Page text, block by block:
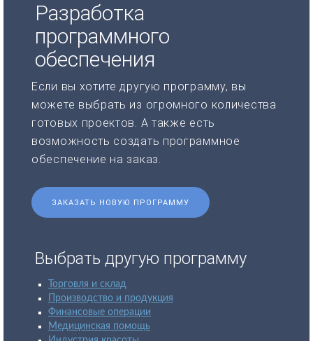
Разработка
программного
обеспечения
Если вы хотите другую программу, вы
можете выбрать из огромного количества
готовых проектов. А также есть
возможность создать программное
обеспечение на заказ.
ЗАКАЗАТЬ НОВУЮ ПРОГРАММУ
Выбрать другую программу
Торговля и склад
Производство и продукция
Финансовые операции
Медицинская помощь